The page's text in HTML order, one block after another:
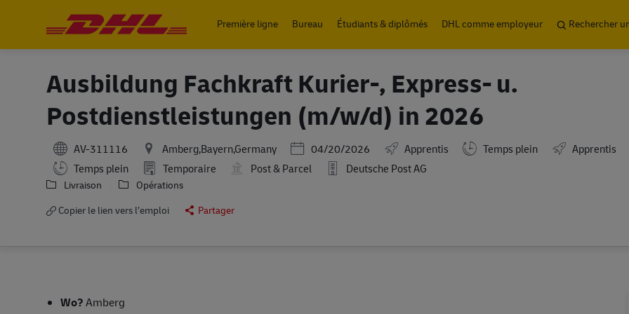
Première ligne
Bureau Étudiants & diplômés DHL comme employeur Rechercher
Ausbildung Fachkraft Kurier-, Express- u.
Postdienstleistungen (m/w/d) in 2026
AV-311116 Amberg,Bayern,Germany Posted Date
04/20/2026 Apprentis Temps plein
Apprentis
Working Hours
Temps plein Temporaire Post & Parcel Deutsche Post AG
Livraison
Opérations
Copier le lien vers l’emploi
Partager
Wo?Amberg